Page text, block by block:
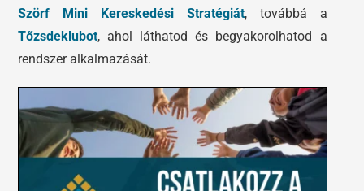
Szörf Mini Kereskedési Stratégiát, továbbá a
Tőzsdeklubot, ahol láthatod és begyakorolhatod a
rendszer alkalmazását.